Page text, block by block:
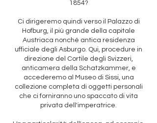
1854?
Ci dirigeremo quindi verso il Palazzo di
Hofburg, il più grande della capitale
Austriaca nonché antica residenza
ufficiale degli Asburgo. Qui, procedure in
direzione del Cortile degli Svizzeri,
anticamera della Schatzkammer, e
accederemo al Museo di Sissi, una
collezione completa di oggetti personali
che ci forniranno uno spaccato di vita
privata dell'imperatrice.